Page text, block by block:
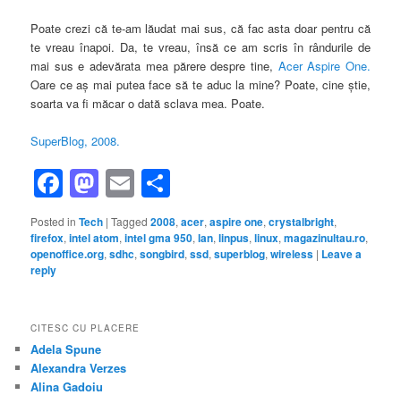
Poate crezi că te-am lăudat mai sus, că fac asta doar pentru că
te vreau înapoi. Da, te vreau, însă ce am scris în rândurile de
mai sus e adevărata mea părere despre tine, Acer Aspire One.
Oare ce aş mai putea face să te aduc la mine? Poate, cine ştie,
soarta va fi măcar o dată sclava mea. Poate.
SuperBlog, 2008.
Facebook
Mastodon
Email
Posted in Tech |Tagged 2008,acer,aspire one,crystalbright,
firefox,intel atom,intel gma 950,lan,linpus,linux,magazinultau.ro,
openoffice.org,sdhc,songbird,ssd,superblog,wireless | Leave a
reply
CITESC CU PLACERE
Adela Spune
Alexandra Verzes
Alina Gadoiu